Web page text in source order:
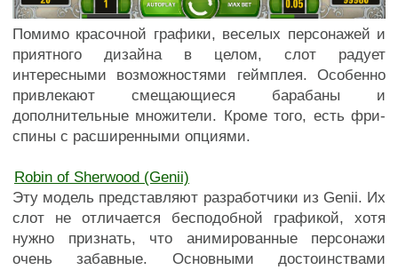
Помимо красочной графики, веселых персонажей и
приятного дизайна в целом, слот радует
интересными возможностями геймплея. Особенно
привлекают смещающиеся барабаны и
дополнительные множители. Кроме того, есть фри-
спины с расширенными опциями.
Robin of Sherwood (Genii)
Эту модель представляют разработчики из Genii. Их
слот не отличается бесподобной графикой, хотя
нужно признать, что анимированные персонажи
очень забавные. Основными достоинствами